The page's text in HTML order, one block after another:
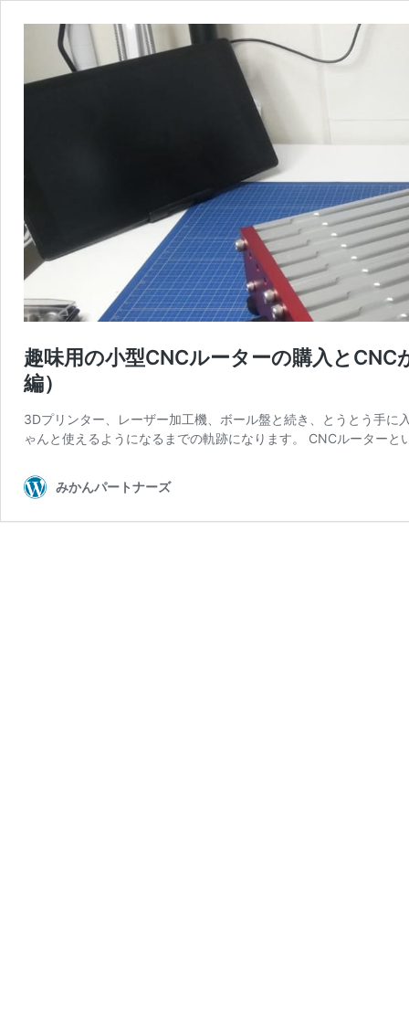
趣味用の小型CNCルーターの購入と
編）
3Dプリンター、レーザー加工機、ボール盤と続き、とうとう手
ゃんと使えるようになるまでの軌跡になります。 CNCルーター
みかんパートナーズ